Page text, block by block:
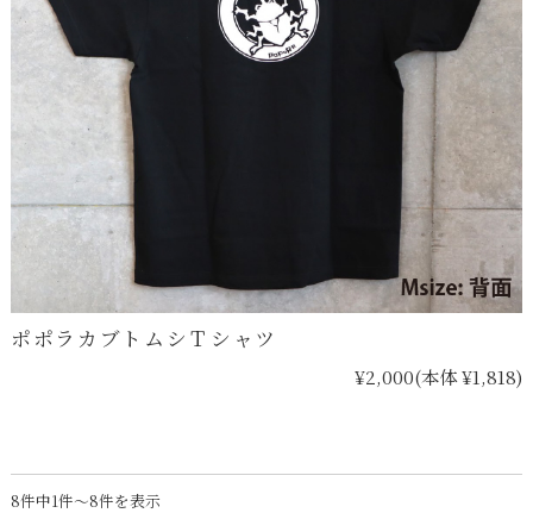
ポポラカブトムシＴシャツ
¥2,000(本体 ¥1,818)
8件中1件～8件を表示